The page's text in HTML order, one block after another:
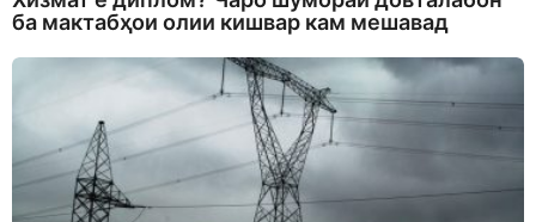
ба мактабҳои олии кишвар кам мешавад